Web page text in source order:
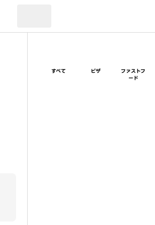
すべて ピザ
ファストフ
ード